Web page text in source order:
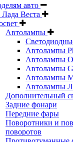
авто
Веста
Автолампы
Автолампы
Автолампы
Автолампы
Автолампы
Автолампы
Дополнительный
Задние фонари
Передние фары
Поворотники и
поворотов